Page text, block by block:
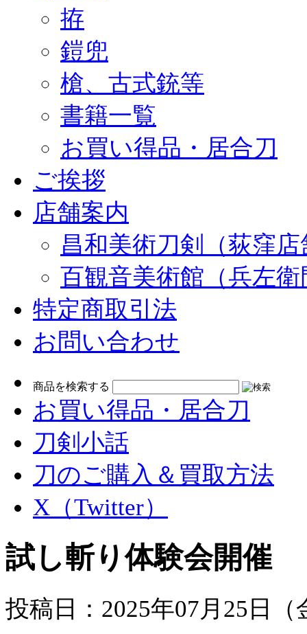
拵
鎧兜
槍、古式銃等
書籍一覧
お買い得品・居合刀
ご挨拶
店舗案内
昌和美術刀剣（荻窪店
百観音美術館（兵左
特定商取引法
お問い合わせ
商品を検索する
索:
お買い得品・居合刀
刀剣小話
刀のご購入＆買取方法
X（Twitter）
試し斬り体験会開催
投稿日：2025年07月25日（